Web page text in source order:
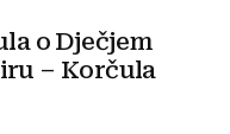
o Dječjem
– Korčula